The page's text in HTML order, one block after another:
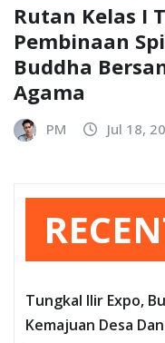
Rutan Kelas I
Pembinaan
Buddha
Agama
PM Jul 18,
Tungkal Ilir Expo,
Kemajuan Desa